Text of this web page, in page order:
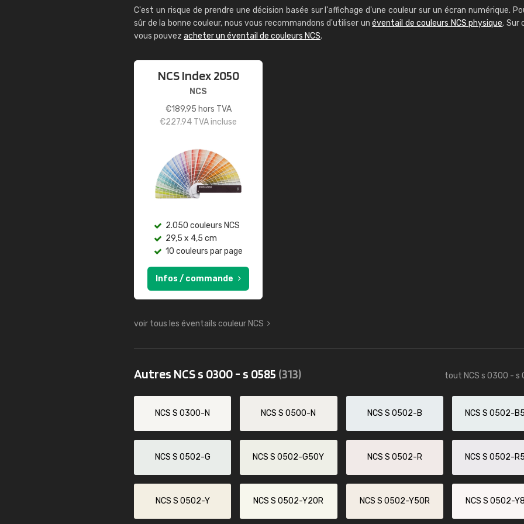
C'est un risque de prendre une décision basée sur l'affichage d'une couleur sur un écran numérique.
sûr de la bonne couleur, nous vous recommandons d'utiliser unéventail de couleurs NCS physique. Sur
vous pouvez acheter un éventail de couleurs NCS.
NCS Index 2050
NCS
€189,95 hors TVA
€227,94 TVA incluse
2.050 couleurs NCS
29,5 x 4,5 cm
10 couleurs par page
Infos / commande
voir tous les éventails couleur NCS
Autres NCS s 0300 - s 0585 (313) tout NCS s 0300 - s
NCS S 0300-N NCS S 0500-N NCS S 0502-B NCS S 0502-
NCS S 0502-G NCS S 0502-G50Y NCS S 0502-R NCS S 0502-
NCS S 0502-Y NCS S 0502-Y20R NCS S 0502-Y50R NCS S 0502-